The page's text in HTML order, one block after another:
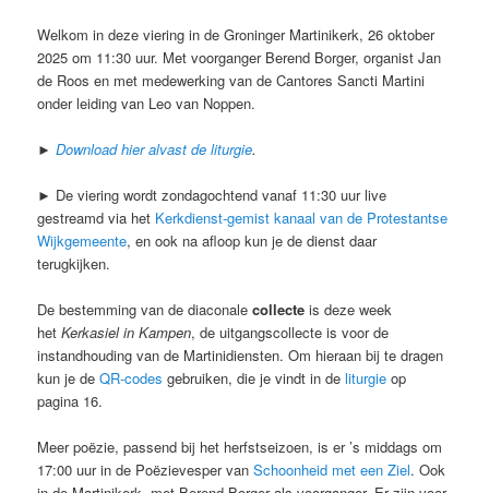
Welkom in deze viering in de Groninger Martinikerk, 26 oktober
2025 om 11:30 uur. Met voorganger Berend Borger, organist Jan
de Roos en met medewerking van de Cantores Sancti Martini
onder leiding van Leo van Noppen.
►Download hier alvast de liturgie.
► De viering wordt zondagochtend vanaf 11:30 uur live
gestreamd via het Kerkdienst-gemist kanaal van de Protestantse
Wijkgemeente, en ook na afloop kun je de dienst daar
terugkijken.
De bestemming van de diaconalecollecte is deze week
hetKerkasiel in Kampen, de uitgangscollecte is voor de
instandhouding van de Martinidiensten. Om hieraan bij te dragen
kun je deQR-codes gebruiken, die je vindt in deliturgie op
pagina 16.
Meer poëzie, passend bij het herfstseizoen, is er ’s middags om
17:00 uur in de Poëzievesper vanSchoonheid met een Ziel. Ook